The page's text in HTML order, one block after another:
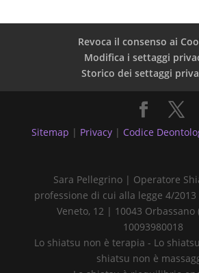
Revoca il consenso ai
Modifica i settaggi
Storico dei settaggi
Sitemap | Privacy | Codice
Sara Pellegrino | Operatore
professione di cui alla legge 4/
Veneto, 12 | 10043 Orbassano
10093980018
Lo shiatsu non è terapia - Lo
shiatsu non è